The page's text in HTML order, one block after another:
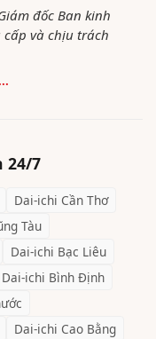
đốc Ban kinh
cấp và chịu trách
24/7
Dai-ichi Cần Thơ
Tàu
Dai-ichi Bạc Liêu
Dai-ichi Bình Định
Dai-ichi Cao Bằng